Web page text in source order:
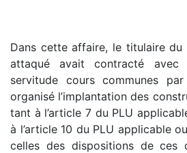
Dans cette affaire, le titulaire du
attaqué avait contracté avec
servitude cours communes
organisé l’implantation des
tant à l’article 7 du PLU
à l’article 10 du PLU applicable
celles des dispositions de ces